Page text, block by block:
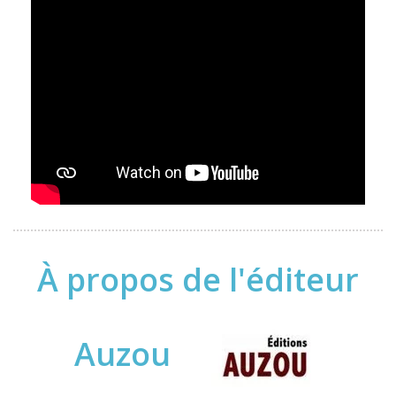
À propos de l'éditeur
Auzou